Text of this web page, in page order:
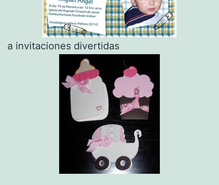
a invitaciones divertidas